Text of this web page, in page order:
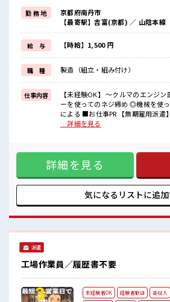
リア充より今は稼ぎたいが希望の方に！
残業月20時間以上あります☆
派手すぎなければ多少のヘアカラーもOKな
制服アリなのでナニ着ていこうか朝の悩みが
ロッカー付き職場♪
サポート体制もバッチリ！
未経験からでも安心してスタートできます☆
■職場の雰囲気
《男性スタッフさんも多数カツヤク中》
分からないことも聞きやすい職場！
空調完備で年中カイテキ♪
キバツ過ぎなければ髪のカラーリングOK！
勤 務 地
京都府南丹市
【最寄駅】吉富(京都) ／ 山陰本線
給 与 【時給】1,500 円
職 種 製造（組立・組み付け）
仕事内容
【未経験OK】 ～クルマのエンジ
ーを使ってのネジ締め ◎機械を使
による ■お仕事PR 【無期雇用派遣】 ◎当社と期間制限のない
雇用契約を結んだ上で、 派遣先で
すぎなければ多少のヘアカラーも
制服アリなのでナニ着ていこうか
付き職場♪ サポート体制もバッチリ
てスタートできます☆ ■職場の雰囲気 《男性スタッフさんも
多数カツヤク中》 分からないこと
備で年中カイテキ♪ キバツ過ぎな
ッカー完備！
…詳細を見る
詳細を見る
気になるリストに追
派遣
工場作業員／履歴書不要
未経験者OK 経験者歓迎 高収入